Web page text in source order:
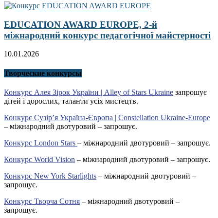
EDUCATION AWARD EUROPE, 2-й
міжнародний конкурс педагогічної майстерності
10.01.2026
Творческие конкурсы
Конкурс Алея Зірок України | Alley of Stars Ukraine запрошує
дітей і дорослих, таланти усіх мистецтв.
Конкурс Сузір’я Україна-Європа | Constellation Ukraine-Europe
– міжнародний двотуровий – запрошує.
Конкурс London Stars – міжнародний двотуровий – запрошує.
Конкурс World Vision – міжнародний двотуровий – запрошує.
Конкурс New York Starlights – міжнародний двотуровий –
запрошує.
Конкурс Творча Сотня – міжнародний двотуровий –
запрошує.